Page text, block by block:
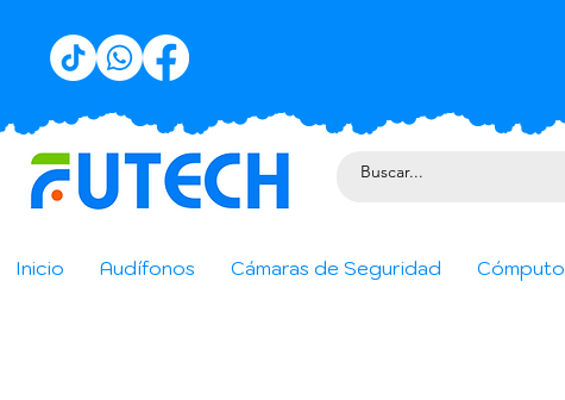
Inicio Audífonos Cámaras de Seguridad Cómputo